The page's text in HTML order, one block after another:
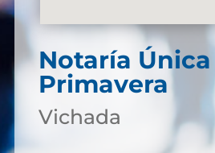
Notaría Única
Primavera
Vichada